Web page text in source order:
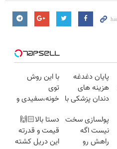
پایان دغدغه
هزینه های
دندان پزشکی با
کننده خانگی
با این روش
توی
خونه،سفیدی و
برگردون
(40%off)
پولسازی سخت
نیست اگه
راهش رو
دستا بالا🙌🏻
قیمت و قدرته
این دریل کشته